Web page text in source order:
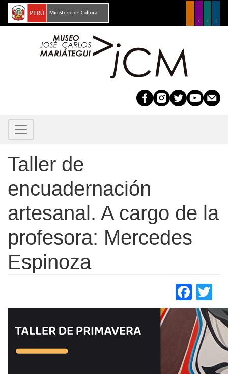
Pasar
Taller de
encuadernación
artesanal. A cargo de la
profesora: Mercedes
Espinoza